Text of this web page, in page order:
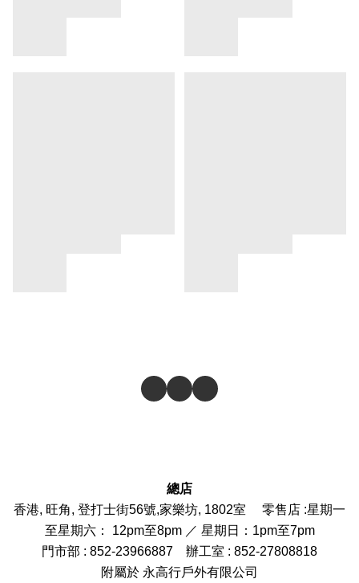
總店
香港, 旺角, 登打士街56號,家樂坊, 1802室 零售店 :星期一
至星期六： 12pm至8pm ／ 星期日：1pm至7pm
門市部 : 852-23966887 辦工室 : 852-27808818
附屬於 永高行戶外有限公司